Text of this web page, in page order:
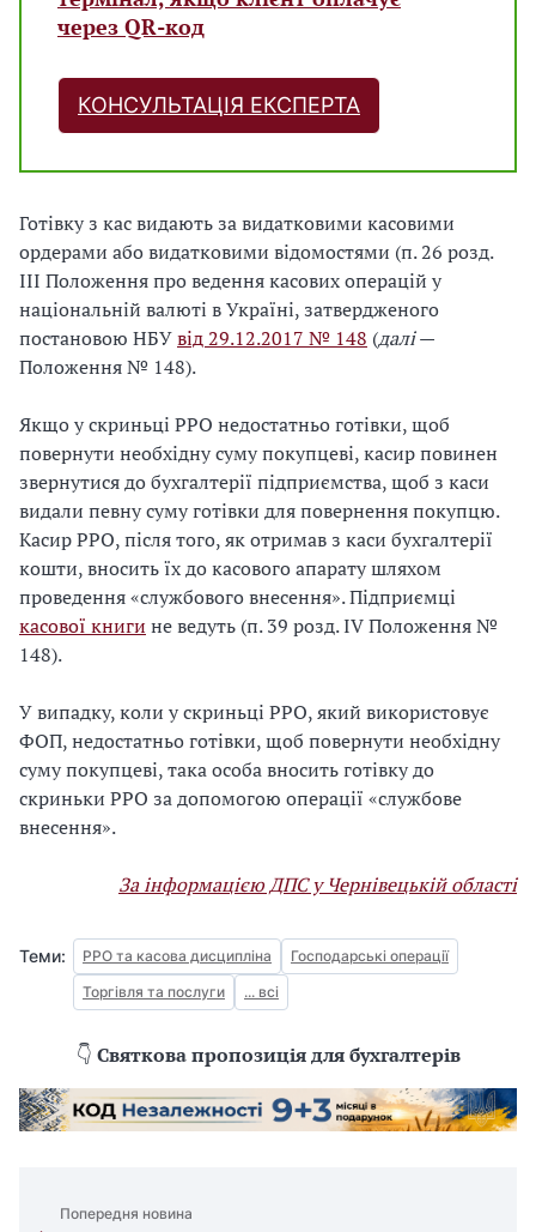
через QR-код
КОНСУЛЬТАЦІЯ ЕКСПЕРТА
Готівку з кас видають за видатковими касовими
ордерами або видатковими відомостями (п. 26 розд.
ІІІ Положення про ведення касових операцій у
національній валюті в Україні, затвердженого
постановою НБУвід 29.12.2017 № 148 (далі—
Положення № 148).
Якщо у скриньці РРО недостатньо готівки, щоб
повернути необхідну суму покупцеві, касир повинен
звернутися до бухгалтерії підприємства, щоб з каси
видали певну суму готівки для повернення покупцю.
Касир РРО, після того, як отримав з каси бухгалтерії
кошти, вносить їх до касового апарату шляхом
проведення «службового внесення». Підприємці
касової книги не ведуть (п. 39 розд. IV Положення №
148).
У випадку, коли у скриньці РРО, який використовує
ФОП, недостатньо готівки, щоб повернути необхідну
суму покупцеві, така особа вносить готівку до
скриньки РРО за допомогою операції «службове
внесення».
За інформацією ДПС у Чернівецькій області
Теми: РРО та касова дисципліна
Господарські операції
Торгівля та послуги
... всі
👇 Святкова пропозиція для бухгалтерів
Попередня новина